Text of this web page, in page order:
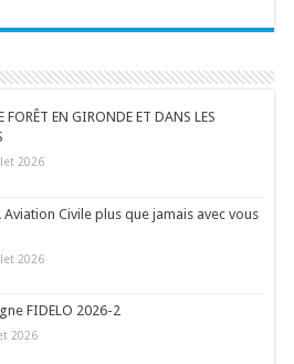
FORÊT EN GIRONDE ET DANS LES
2026
Aviation Civile plus que jamais avec vous
2026
FIDELO 2026-2
2026